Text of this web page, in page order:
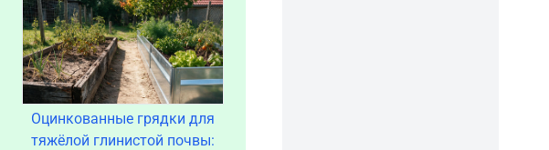
Оцинкованные грядки для
тяжёлой глинистой почвы: